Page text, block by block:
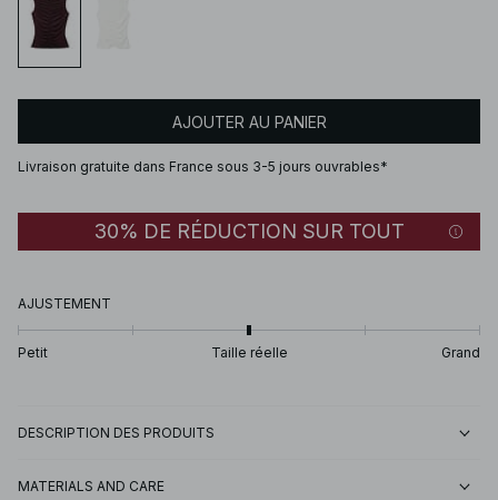
AJOUTER AU PANIER
Livraison gratuite dans France sous 3-5 jours ouvrables*
30% DE RÉDUCTION SUR TOUT
AJUSTEMENT
Petit Taille réelle Grand
DESCRIPTION DES PRODUITS
MATERIALS AND CARE